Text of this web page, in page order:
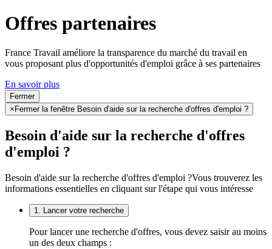
Offres partenaires
France Travail améliore la transparence du marché du travail en
vous proposant plus d'opportunités d'emploi grâce à ses partenaires
En savoir plus
Fermer
× Fermer la fenêtre Besoin d'aide sur la recherche d'offres d'emploi ?
Besoin d'aide sur la recherche d'offres
d'emploi ?
Besoin d'aide sur la recherche d'offres d'emploi ?Vous trouverez les
informations essentielles en cliquant sur l'étape qui vous intéresse
1. Lancer votre recherche
Pour lancer une recherche d'offres, vous devez saisir au moins
un des deux champs :